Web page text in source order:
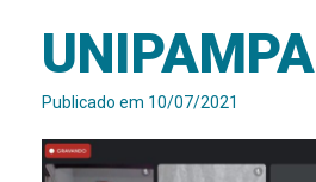
UNIPAMPA
Publicado em 10/07/2021